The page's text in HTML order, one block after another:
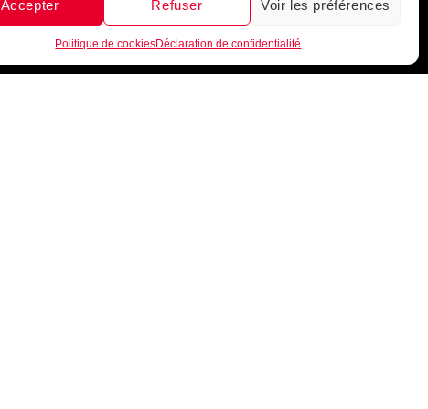
Accepter Refuser Voir les préférences
Politique de cookiesDéclaration de confidentialité